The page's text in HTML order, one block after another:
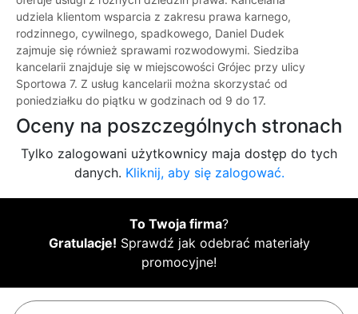
udziela klientom wsparcia z zakresu prawa karnego,
rodzinnego, cywilnego, spadkowego, Daniel Dudek
zajmuje się również sprawami rozwodowymi. Siedziba
kancelarii znajduje się w miejscowości Grójec przy ulicy
Sportowa 7. Z usług kancelarii można skorzystać od
poniedziałku do piątku w godzinach od 9 do 17.
Oceny na poszczególnych stronach
Tylko zalogowani użytkownicy maja dostęp do tych
danych. Kliknij, aby się zalogować.
To Twoja firma?
Gratulacje! Sprawdź jak odebrać materiały
promocyjne!